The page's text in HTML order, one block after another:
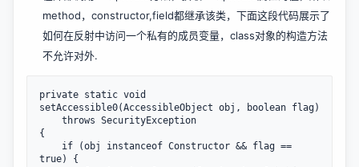
method，constructor,field都继承该类，下面这段代码展示了
如何在反射中访问一个私有的成员变量，class对象的构造方法
不允许对外.
private static void
setAccessible0(AccessibleObject obj, boolean flag)
{
true) {